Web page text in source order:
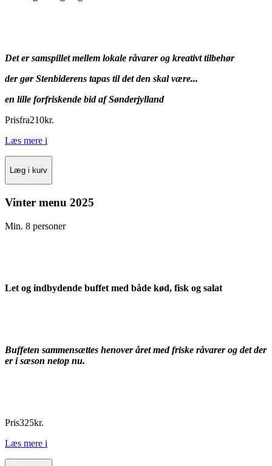
Det er samspillet mellem lokale råvarer og kreativt tilbehør
der gør Stenbiderens tapas til det den skal være...
en lille forfriskende bid af Sønderjylland
Prisfra210kr.
Læs mere i
Læg i kurv
Vinter menu 2025
Min. 8 personer
Let og indbydende buffet med både kød, fisk og salat
Buffeten sammensættes henover året med friske råvarer og det der
er i sæson netop nu.
Pris325kr.
Læs mere i